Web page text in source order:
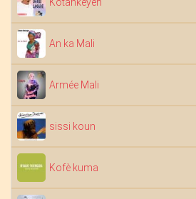
An ka Mali
Armée Mali
sissi koun
Kofè kuma